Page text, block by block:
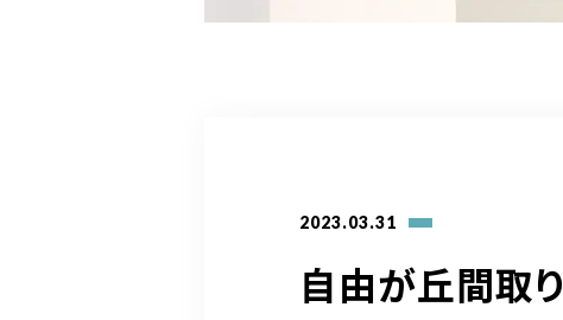
2023.03.31
自由が丘間取り